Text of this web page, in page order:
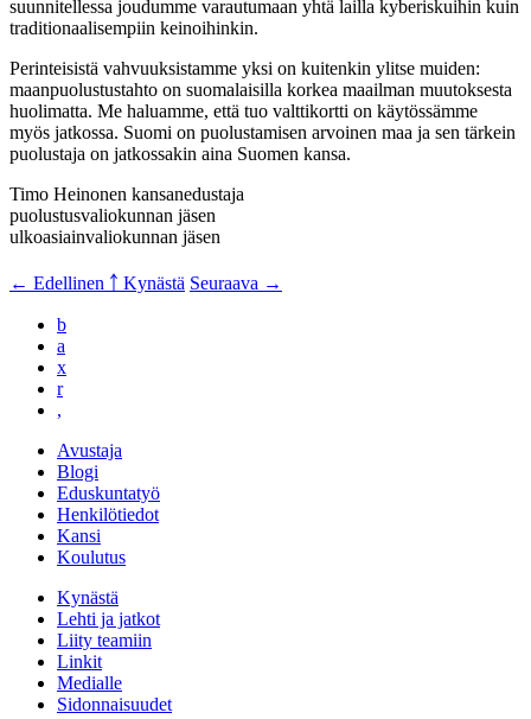
suunnitellessa joudumme varautumaan yhtä lailla kyberiskuihin kuin
traditionaalisempiin keinoihinkin.
Perinteisistä vahvuuksistamme yksi on kuitenkin ylitse muiden:
maanpuolustustahto on suomalaisilla korkea maailman muutoksesta
huolimatta. Me haluamme, että tuo valttikortti on käytössämme
myös jatkossa. Suomi on puolustamisen arvoinen maa ja sen tärkein
puolustaja on jatkossakin aina Suomen kansa.
Timo Heinonen kansanedustaja
puolustusvaliokunnan jäsen
ulkoasiainvaliokunnan jäsen
← Edellinen ￪ Kynästä Seuraava →
b
a
x
r
,
Avustaja
Blogi
Eduskuntatyö
Henkilötiedot
Kansi
Koulutus
Kynästä
Lehti ja jatkot
Liity teamiin
Linkit
Medialle
Sidonnaisuudet